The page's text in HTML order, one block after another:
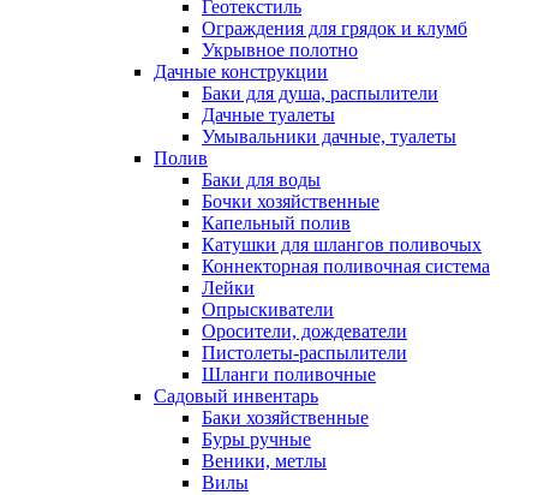
Геотекстиль
Ограждения для грядок и клумб
Укрывное полотно
Дачные конструкции
Баки для душа, распылители
Дачные туалеты
Умывальники дачные, туалеты
Полив
Баки для воды
Бочки хозяйственные
Капельный полив
Катушки для шлангов поливочых
Коннекторная поливочная система
Лейки
Опрыскиватели
Оросители, дождеватели
Пистолеты-распылители
Шланги поливочные
Садовый инвентарь
Баки хозяйственные
Буры ручные
Веники, метлы
Вилы